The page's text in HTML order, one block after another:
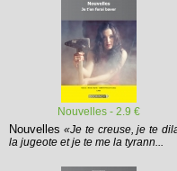
Nouvelles - 2.9 €
Nouvelles «Je te creuse, je te
la jugeote et je te me la tyrann...